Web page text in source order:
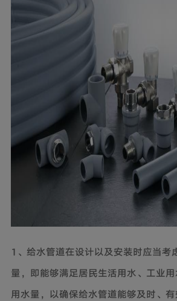
1、给水管道在设计以及安装时应当考
量，即能够满足居民生活用水、工业
用水量，以确保给水管道能够及时、